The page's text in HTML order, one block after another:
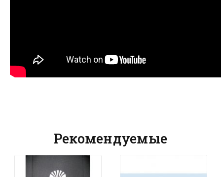
Рекомендуемые